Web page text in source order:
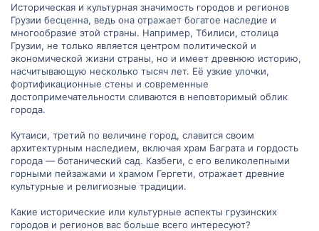
Историческая и культурная значимость городов и регионов
Грузии бесценна, ведь она отражает богатое наследие и
многообразие этой страны. Например, Тбилиси, столица
Грузии, не только является центром политической и
экономической жизни страны, но и имеет древнюю историю,
насчитывающую несколько тысяч лет. Её узкие улочки,
фортификационные стены и современные
достопримечательности сливаются в неповторимый облик
города.
Кутаиси, третий по величине город, славится своим
архитектурным наследием, включая храм Баграта и гордость
города — ботанический сад. Казбеги, с его великолепными
горными пейзажами и храмом Гергети, отражает древние
культурные и религиозные традиции.
Какие исторические или культурные аспекты грузинских
городов и регионов вас больше всего интересуют?